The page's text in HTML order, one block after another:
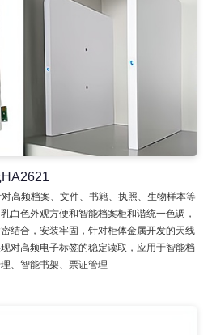
高频档案、文件、书籍、执照、生物样本等
白色外观方便和智能档案柜和谐统一色调，
结合，安装牢固，针对柜体金属开发的天线
对高频电子标签的稳定读取，应用于智能档
、智能书架、票证管理